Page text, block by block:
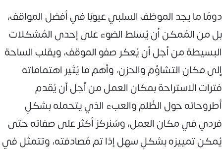
دومًا ما يجد الموظف السلبي عيوبًا في أفضل المواقف،
بل من المُمكن أن يُسلط الضوء على إحدى المُشكلات
البسيطة من أجل أن يُعكر صفو الموقف، ويقلب الساحة
إلى مكان التشاؤم والحزن، وأهم ما يُثير اهتماماته
فترات الاستراحة بمكان العمل من أجل أن يُقدم
أطروحاته حول الظُلم والعبء الذي يتحمله بشكلٍ
فردي في مكان العمل، وسُنركز أكثر على صفاته حتى
يُمكن تمييزه بشكلٍ سهل إذا تم مُصادفته، وتتمثل في